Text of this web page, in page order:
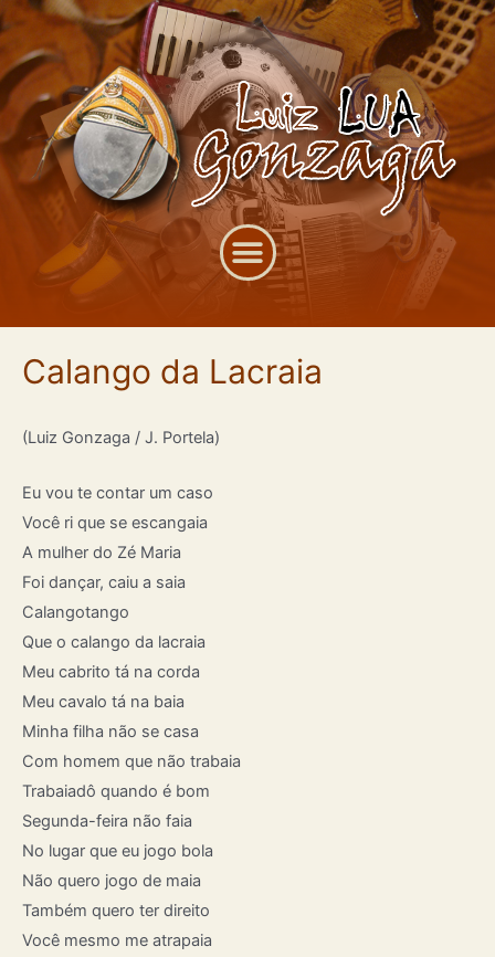
Calango da Lacraia
(Luiz Gonzaga / J. Portela)
Eu vou te contar um caso
Você ri que se escangaia
A mulher do Zé Maria
Foi dançar, caiu a saia
Calangotango
Que o calango da lacraia
Meu cabrito tá na corda
Meu cavalo tá na baia
Minha filha não se casa
Com homem que não trabaia
Trabaiadô quando é bom
Segunda-feira não faia
No lugar que eu jogo bola
Não quero jogo de maia
Também quero ter direito
Você mesmo me atrapaia